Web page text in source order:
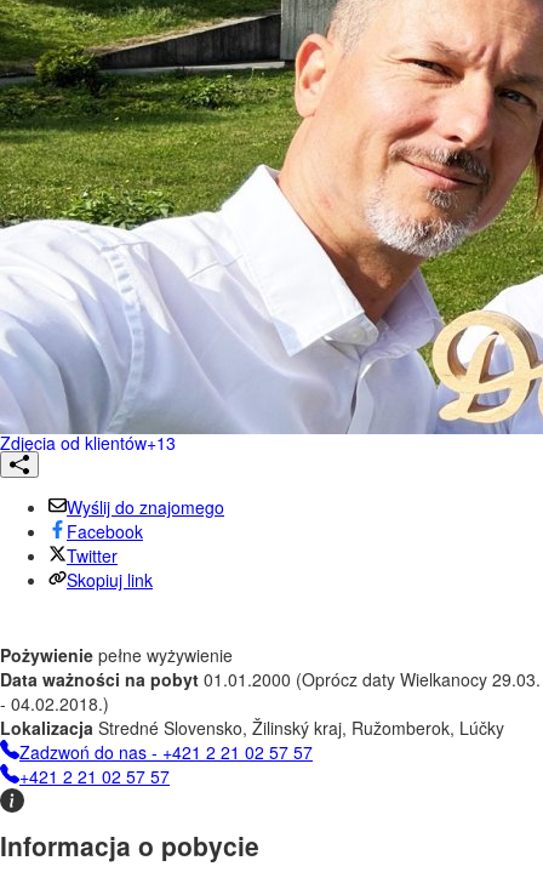
Zdjęcia od klientów+13
Wyślij do znajomego
Facebook
Twitter
Skopiuj link
Pożywienie pełne wyżywienie
Data ważności na pobyt 01.01.2000 (Oprócz daty Wielkanocy 29.03.
- 04.02.2018.)
Lokalizacja Stredné Slovensko, Žilinský kraj, Ružomberok, Lúčky
Zadzwoń do nas - +421 2 21 02 57 57
+421 2 21 02 57 57
Informacja o pobycie